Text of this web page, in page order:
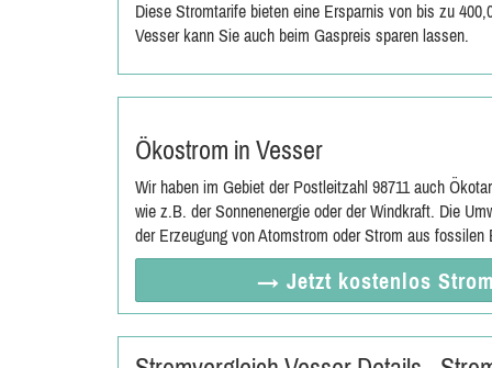
Diese Stromtarife bieten eine Ersparnis von bis zu
Vesser kann Sie auch beim Gaspreis sparen lassen.
Ökostrom in Vesser
Wir haben im Gebiet der Postleitzahl 98711 auch
wie z.B. der Sonnenenergie oder der Windkraft. Die
der Erzeugung von Atomstrom oder Strom aus fossilen
→ Jetzt kostenlos